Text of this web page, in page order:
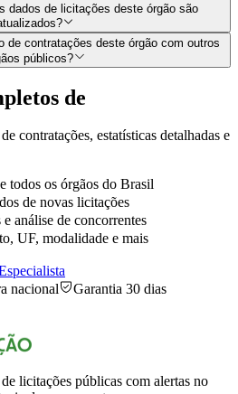
dados de licitações deste órgão são
de contratações deste órgão com outros
públicos?
de
contratações, estatísticas detalhadas e
todos os órgãos do Brasil
de novas licitações
análise de concorrentes
UF, modalidade e mais
nacional Garantia 30 dias
licitações públicas com alertas no